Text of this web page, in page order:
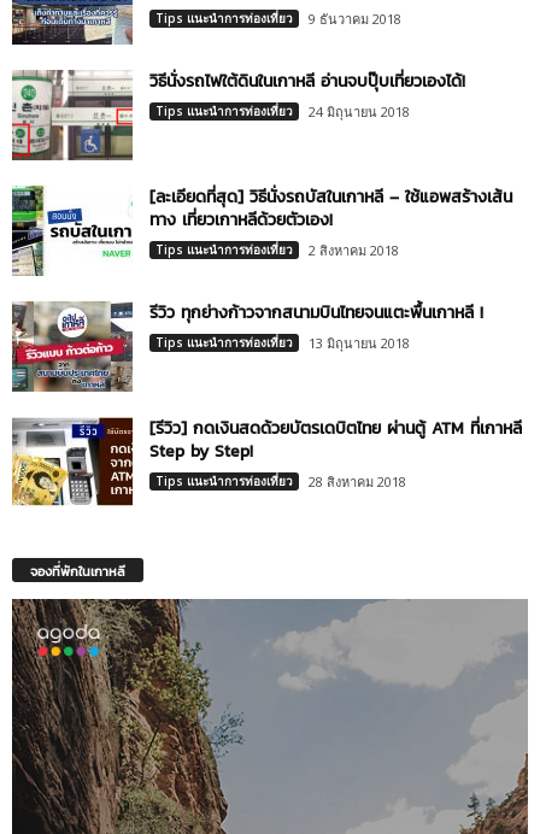
Tips แนะนำการท่องเที่ยว 9 ธันวาคม 2018
วิธีนั่งรถไฟใต้ดินในเกาหลี อ่านจบปุ๊บเที่ยวเองได้!
Tips แนะนำการท่องเที่ยว 24 มิถุนายน 2018
[ละเอียดที่สุด] วิธีนั่งรถบัสในเกาหลี – ใช้แอพสร้างเส้น
ทาง เที่ยวเกาหลีด้วยตัวเอง!
Tips แนะนำการท่องเที่ยว 2 สิงหาคม 2018
รีวิว ทุกย่างก้าวจากสนามบินไทยจนแตะพื้นเกาหลี !
Tips แนะนำการท่องเที่ยว 13 มิถุนายน 2018
[รีวิว] กดเงินสดด้วยบัตรเดบิตไทย ผ่านตู้ ATM ที่เกาหลี
Step by Step!
Tips แนะนำการท่องเที่ยว 28 สิงหาคม 2018
จองที่พักในเกาหลี